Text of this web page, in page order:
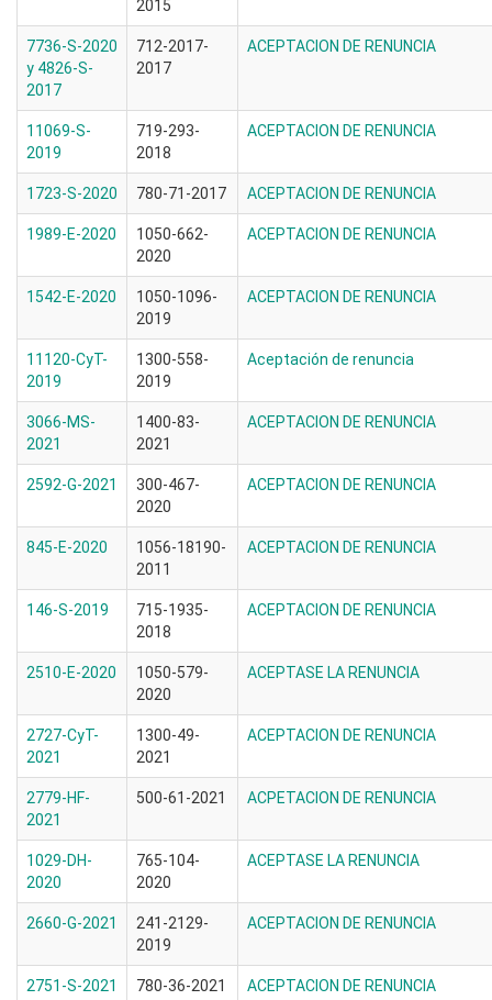
2015
7736-S-2020
y 4826-S-
2017
712-2017-
2017
ACEPTACION DE RENUNCIA
11069-S-
2019
719-293-
2018
ACEPTACION DE RENUNCIA
1723-S-2020 780-71-2017 ACEPTACION DE RENUNCIA
1989-E-2020
1050-662-
2020
ACEPTACION DE RENUNCIA
1542-E-2020
1050-1096-
2019
ACEPTACION DE RENUNCIA
11120-CyT-
2019
1300-558-
2019
Aceptación de renuncia
3066-MS-
2021
1400-83-
2021
ACEPTACION DE RENUNCIA
2592-G-2021
300-467-
2020
ACEPTACION DE RENUNCIA
845-E-2020
1056-18190-
2011
ACEPTACION DE RENUNCIA
146-S-2019
715-1935-
2018
ACEPTACION DE RENUNCIA
2510-E-2020
1050-579-
2020
ACEPTASE LA RENUNCIA
2727-CyT-
2021
1300-49-
2021
ACEPTACION DE RENUNCIA
2779-HF-
2021
500-61-2021 ACPETACION DE RENUNCIA
1029-DH-
2020
765-104-
2020
ACEPTASE LA RENUNCIA
2660-G-2021
241-2129-
2019
ACEPTACION DE RENUNCIA
2751-S-2021 780-36-2021 ACEPTACION DE RENUNCIA